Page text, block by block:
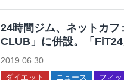
24時間ジム、ネットカフ
CLUB」に併設。「
ープン。
2019.06.30
ダイエット ニュース フィッ